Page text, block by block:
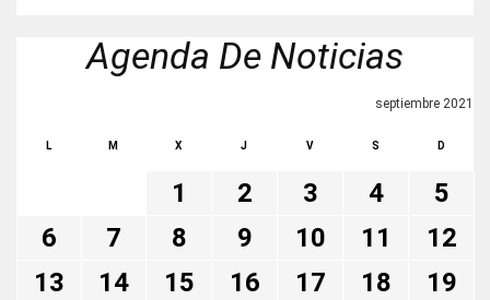
Agenda De Noticias
septiembre 2021
L M X J V S D
1 2 3 4
5
6
7 8 9 10 11
12
13
14 15 16 17 18
19